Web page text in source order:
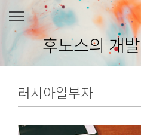
본문 바로가기
후노스의 개
러시아알부자